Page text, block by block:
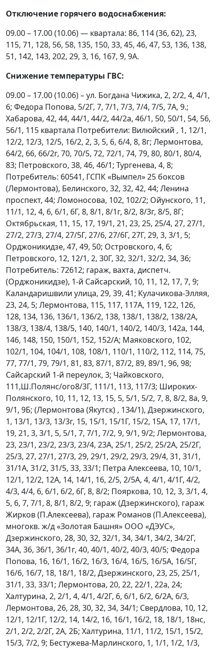
Отключение горячего водоснабжения:
09.00 – 17.00 (10.06) — квартала: 86, 114 (36, 62), 23,
115, 71, 128, 56, 58, 135, 150, 33, 45, 46, 47, 53, 136, 138,
51, 142, 143, 202, 29, 3, 16, 167, 9, 9А.
Снижение температуры ГВС:
09.00 – 17.00 (10.06) – ул. Богдана Чижика, 2, 2/2, 4, 4/1,
6; Федора Попова, 5/2Г, 7, 7/1, 7/3, 7/4, 7/5, 7А, 9.;
Хабарова, 42, 44, 44/1, 44/2, 44/2а, 46/1, 50, 50/1, 54, 56,
56/1, 115 квартала Потребители: Вилюйский , 1, 12/1,
12/2, 12/3, 12/5, 16/2, 2, 3, 5, 6, 6/4, 8, 8г; Лермонтова,
64/2, 66, 66/2г, 70, 70/5, 72, 72/1, 74, 79, 80, 80/1, 80/4,
83; Петровского, 38, 46, 46/1; Тургенева, 4, 8;
Потpебитель: 60541, ГСПК «Вымпел» 25 боксов
(Лермонтова), Белинского, 32, 32, 42, 44; Ленина
проспект, 44; Ломоносова, 102, 102/2; Ойунского, 11,
11/1, 12, 4, 6, 6/1, 6Г, 8, 8/1, 8/1г, 8/2, 8/3г, 8/5, 8Г;
Октябрьская, 11, 15, 17, 19/1, 21, 23, 25, 25/4, 27, 27/1,
27/2, 27/3, 27/4, 27/5Г, 27/6, 27/6Г, 27Г, 29, 3, 3/1, 5;
Орджоникидзе, 47, 49, 50; Островского, 4, 6;
Петровского, 12, 12/1, 2, 30Г, 32, 32/1, 32/2, 34, 36;
Потpебитель: 72612; гараж, вахта, диспетч.
(Орджоникидзе), 1-й Сайсарский, 10, 11, 12, 17, 7, 9;
Каландаришвили улица, 29, 39, 41; Кулачикова-Элляя,
23, 24, 5; Лермонтова, 115, 117, 117А, 119, 122, 126,
128, 134, 136, 136/1, 136/2, 138, 138/1, 138/2, 138/2А,
138/3, 138/4, 138/5, 140, 140/1, 140/2, 140/3, 142а, 144,
146, 148, 150, 150/1, 152, 152/А; Маяковского, 102,
102/1, 104, 104/1, 108, 108/1, 110/1, 110/2, 112, 114, 75,
77, 77/1, 79, 79/1, 81, 83, 87/1, 87/2, 89, 89/1, 96, 98;
Сайсарский 1-й переулок, 3; Чайковского,
111,Ш.Полянс/ого8/3Г, 111/1, 113, 117/3; Широких-
Полянского, 10, 11, 12, 13, 15, 5, 5/1, 5/2, 7, 8, 8/2, 8а, 9,
9/1, 9Б; (Лермонтова (Якутск) , 134/1), Дзержинского,
1, 13/1, 13/3, 13/3г, 15, 15/1, 15/1Г, 15/2, 15А, 17, 17/1,
19, 21, 3, 3/1, 5, 5/1, 7, 7/1, 7/2, 9, 9/1, 9/2; Лермонтова,
23, 23/1, 23/2, 23/3, 23/4, 23А, 25/1, 25/2, 25/2А, 25/2Г,
25/3, 27, 27/1, 27/3, 29, 29/1, 29/2, 29/3, 29/4, 31, 31/1,
31/1А, 31/2, 31/5, 33, 33/1; Петра Алексеева, 10, 10/1,
12/1, 12/2, 12А, 14, 14/1, 16, 2/5, 2/5А, 4, 4/1, 4/1Г, 4/2,
4/3, 4/4, 6, 6/1, 6/2, 6Г, 8, 8/2; Пояркова, 10, 12, 3, 3/1, 4,
5, 6, 7, 7/1, 8, 8/1, 8/2, 9; гараж (Дзержинского), гараж
Жирков (П.Алексеева), гараж Романов (П.Алексеева),
многокв. ж/д «Золотая Башня» ООО «ДЭУС»,
Дзержинского, 28, 30, 32, 32/1, 34, 34/1, 34/2, 34/2Г,
34А, 36, 36/1, 36/1г, 40, 40/1, 40/2, 40/3, 40/5; Федора
Попова, 16, 16/1, 16/2, 16/3, 16/4, 16/5, 16/5А, 16/5Г,
16/6, 16/7, 18, 18/1, 18/2, Дзержинского, 23, 25, 25/1,
31/1, 33, 33/1; Лермонтова, 20, 22, 22/1, 22а, 24;
Халтурина, 2, 2/1, 4, 4/1, 4/2Г, 6, 6/1, 6/2, 6/2А, 6/3,
Лермонтова, 26, 28, 30, 32, 34, 34/1; Свердлова, 10, 12,
12/1, 12/1Г, 12/2, 14, 14/2, 16, 16/1, 16/2, 18, 18/1, 18нс,
2/1, 2/2, 2/2Г, 2А, 2Б; Халтурина, 11/1, 11/2, 15/1, 15/2,
15/3, 7/2, 9; Бестужева-Марлинского, 1, 1/1, 1/2, 1/3,